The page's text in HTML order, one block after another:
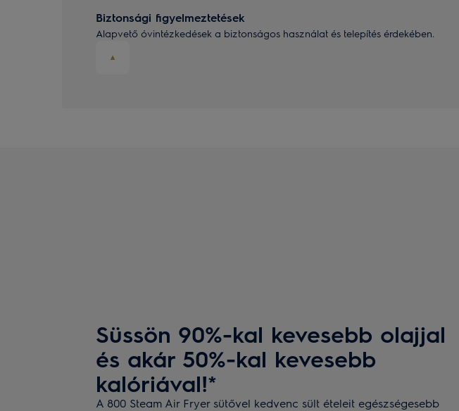
Biztonsági figyelmeztetések
Alapvető óvintézkedések a biztonságos használat és telepítés érdekében.
Süssön 90%-kal kevesebb olajjal
és akár 50%-kal kevesebb
kalóriával!*
A 800 Steam Air Fryer sütővel kedvenc sült ételeit egészségesebb